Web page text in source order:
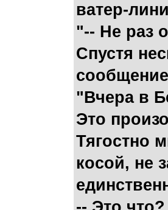
ватер-
"-- Не раз
Спустя
"Вчера в
Это
Тягостно
косой, не